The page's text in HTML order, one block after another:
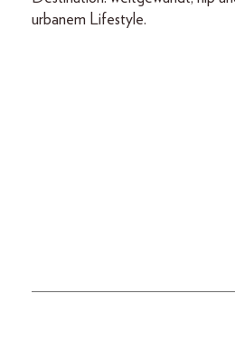
urbanem Lifestyle.